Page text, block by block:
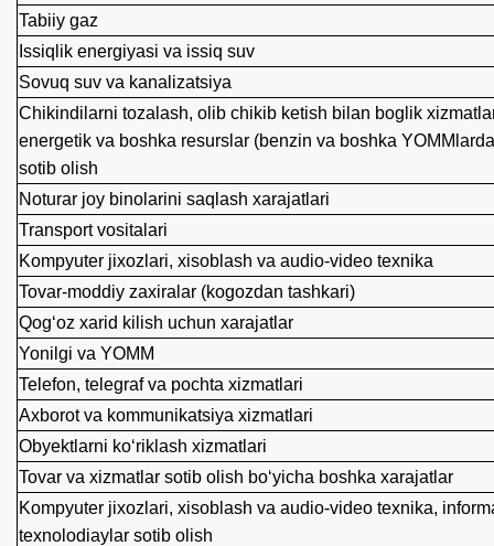
Tabiiy gaz
Issiqlik energiyasi va issiq suv
Sovuq suv va kanalizatsiya
Chikindilarni tozalash, olib chikib ketish bilan boglik
energetik va boshka resurslar (benzin va boshka
sotib olish
Noturar joy binolarini saqlash xarajatlari
Transport vositalari
Kompyuter jixozlari, xisoblash va audio-video texnika
Tovar-moddiy zaxiralar (kogozdan tashkari)
Qog‘oz xarid kilish uchun xarajatlar
Yonilgi va YOMM
Telefon, telegraf va pochta xizmatlari
Axborot va kommunikatsiya xizmatlari
Obyektlarni ko‘riklash xizmatlari
Tovar va xizmatlar sotib olish bo‘yicha boshka xarajatlar
Kompyuter jixozlari, xisoblash va audio-video texnika,
texnolodiaylar sotib olish